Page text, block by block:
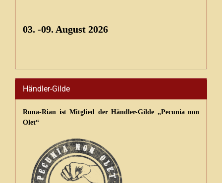
03. -09. August 2026
Händler-Gilde
Runa-Rian ist Mitglied der Händler-Gilde „Pecunia non
Olet“